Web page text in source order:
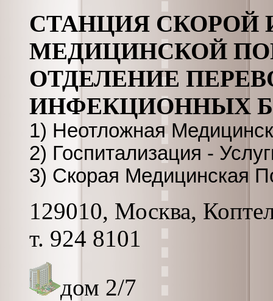
СТАНЦИЯ
МЕДИЦИНСКОЙ
ОТДЕЛЕНИЕ
ИНФЕКЦИОННЫХ
1) Неотложная
2) Госпитализация -
3) Скорая Медицинская
129010, Москва,
т. 924 8101
дом 2/7